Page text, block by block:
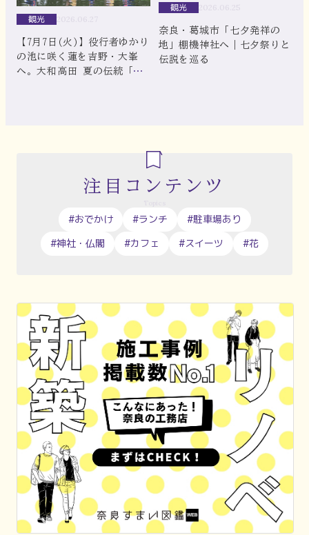
観光
【7月7日(火)】役行者ゆかり
の池に咲く蓮を吉野・大峯
へ。大和高田 夏の伝統「奥
観光
奈良・葛城市「七夕発祥の
地」棚機神社へ｜七夕祭りと
伝説を巡る
注目コンテンツ
#おでかけ #ランチ
#駐車場あり
#神社・仏閣
#カフェ #スイーツ #花